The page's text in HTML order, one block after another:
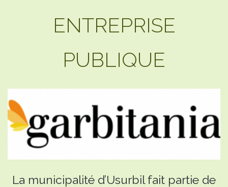
ENTREPRISE
PUBLIQUE
La municipalité d’Usurbil fait partie de